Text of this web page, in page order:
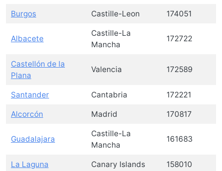
Burgos Castille-Leon 174051
Albacete
Castille-La
Mancha
172722
Castellón de la
Plana
Valencia 172589
Santander Cantabria 172221
Alcorcón Madrid 170817
Guadalajara
Castille-La
Mancha
161683
La Laguna Canary Islands 158010